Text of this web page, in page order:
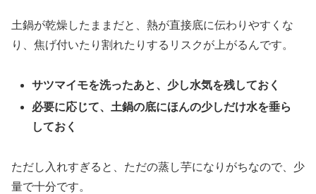
土鍋が乾燥したままだと、熱が直接底に伝わりやすくな
り、焦げ付いたり割れたりするリスクが上がるんです。
サツマイモを洗ったあと、少し水気を残しておく
必要に応じて、土鍋の底にほんの少しだけ水を垂ら
しておく
ただし入れすぎると、ただの蒸し芋になりがちなので、少
量で十分です。